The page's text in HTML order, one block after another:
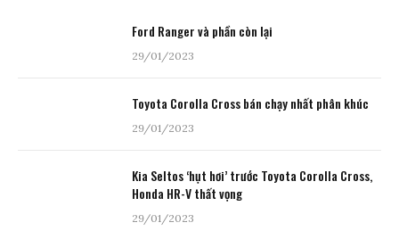
Ford Ranger và phần còn lại
29/01/2023
Toyota Corolla Cross bán chạy nhất phân khúc
29/01/2023
Kia Seltos ‘hụt hơi’ trước Toyota Corolla Cross,
Honda HR-V thất vọng
29/01/2023